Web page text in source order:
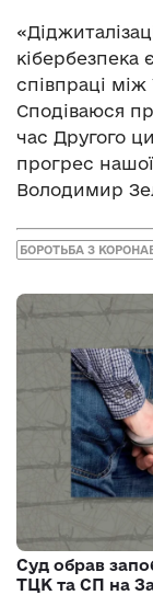
співпраці
Сподіваюся
час Другого
прогрес
Володимир
БОРОТЬБА З
Суд обрав
ТЦК та СП на